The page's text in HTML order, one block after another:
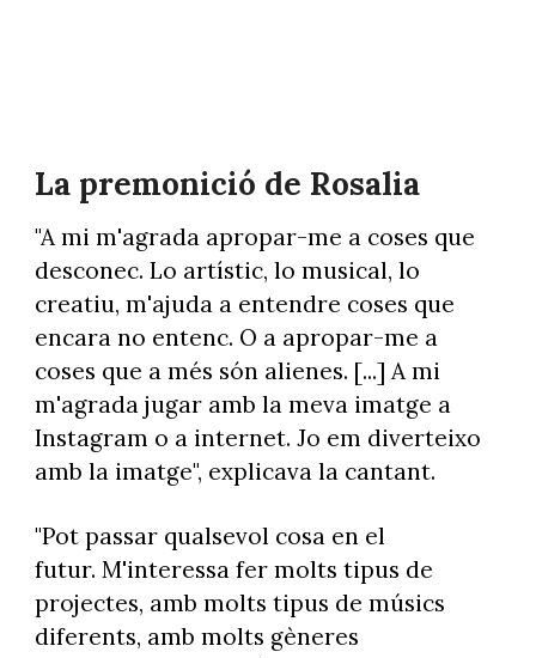
La premonició de Rosalia
"A mi m'agrada apropar-me a coses que
desconec. Lo artístic, lo musical, lo
creatiu, m'ajuda a entendre coses que
encara no entenc. O a apropar-me a
coses que a més són alienes. [...] A mi
m'agrada jugar amb la meva imatge a
Instagram o a internet. Jo em diverteixo
amb la imatge", explicava la cantant.
"Pot passar qualsevol cosa en el
futur. M'interessa fer molts tipus de
projectes, amb molts tipus de músics
diferents, amb molts gèneres